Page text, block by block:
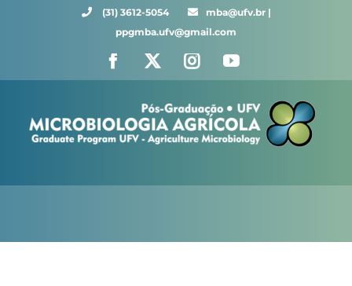
(31) 3612-5054 ⠀⠀
mba@ufv.br |
ppgmba.ufv@gmail.com
Facebook InstagramYouTube